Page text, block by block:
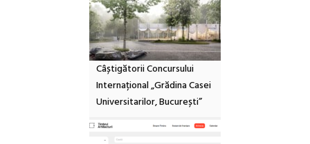
Câștigătorii Concursului
Internațional „Grădina Casei
Universitarilor, București”